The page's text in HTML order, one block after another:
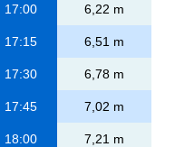
17:00 6,22 m
17:15 6,51 m
17:30 6,78 m
17:45 7,02 m
18:00 7,21 m